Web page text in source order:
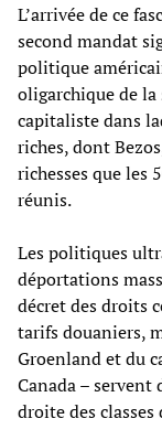
L’arrivée de ce
second mandat
politique
oligarchique de la
capitaliste dans
riches, dont
richesses que les
réunis.
Les politiques
déportations
décret des droits
tarifs douaniers,
Groenland et du
Canada – servent
droite des